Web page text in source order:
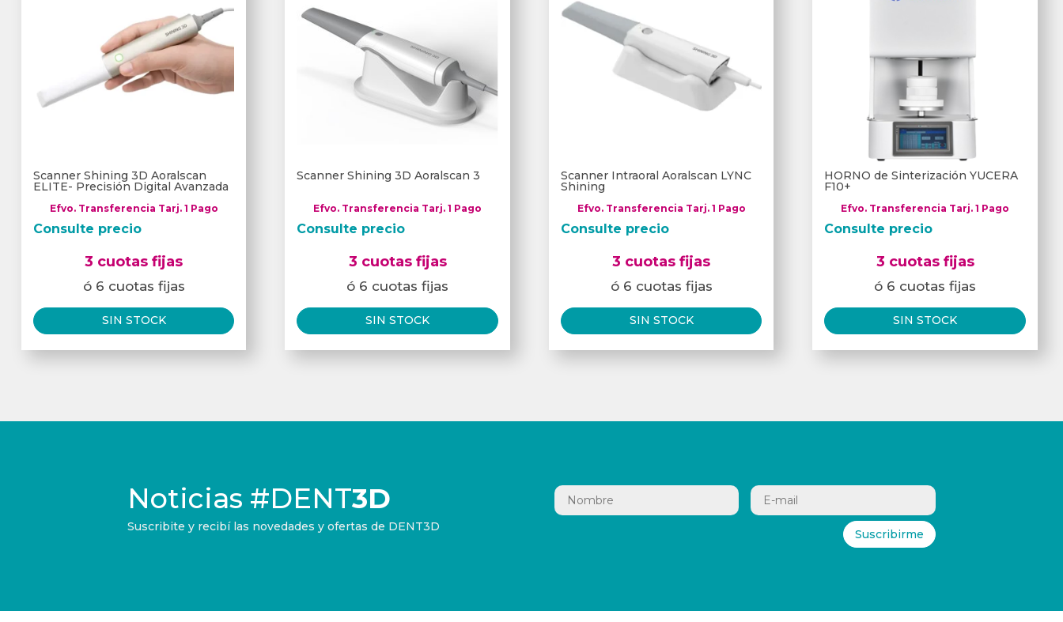
Scanner Shining 3D Aoralscan
ELITE- Precisión Digital Avanzada
Efvo. Transferencia Tarj. 1 Pago
Consulte precio
3 cuotas fijas
ó 6 cuotas fijas
SIN STOCK
Scanner Shining 3D Aoralscan 3
Efvo. Transferencia Tarj. 1 Pago
Consulte precio
3 cuotas fijas
ó 6 cuotas fijas
SIN STOCK
Scanner Intraoral Aoralscan LYNC
Shining
Efvo. Transferencia Tarj. 1 Pago
Consulte precio
3 cuotas fijas
ó 6 cuotas fijas
SIN STOCK
HORNO de Sinterización YUCERA
F10+
Efvo. Transferencia Tarj. 1 Pago
Consulte precio
3 cuotas fijas
ó 6 cuotas fijas
SIN STOCK
Noticias #DENT3D
Suscribite y recibí las novedades y ofertas de DENT3D
Suscribirme